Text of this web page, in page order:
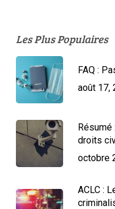
Les Plus Populaires
FAQ :
août 17,
droits
octobre
ACLC :